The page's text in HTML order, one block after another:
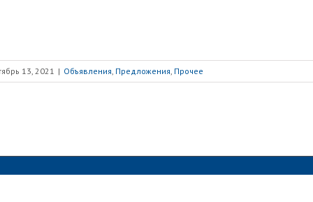
13, 2021 | Объявления Предложения Прочее